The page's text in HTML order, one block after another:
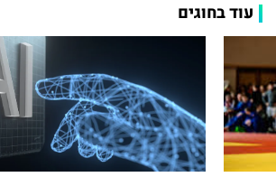
עוד בחוגים